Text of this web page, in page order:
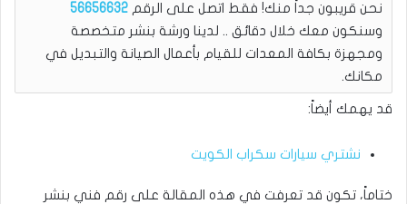
نحن قريبون جداً منك! فقط اتصل على الرقم 56656632
وسنكون معك خلال دقائق .. لدينا ورشة بنشر متخصصة
ومجهزة بكافة المعدات للقيام بأعمال الصيانة والتبديل في
مكانك.
قد يهمك أيضاً:
نشتري سيارات سكراب الكويت
ختاماً، تكون قد تعرفت في هذه المقالة على رقم فني بنشر